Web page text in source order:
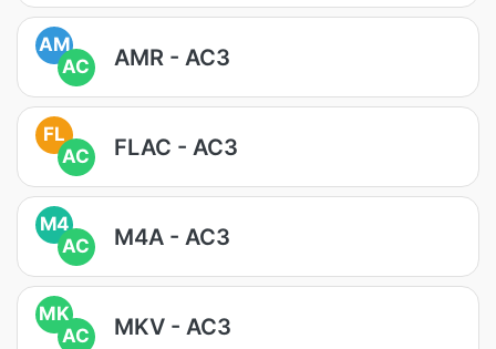
AM
AC
AMR - AC3
FL
AC
FLAC - AC3
M4
AC
M4A - AC3
MK
AC
MKV - AC3